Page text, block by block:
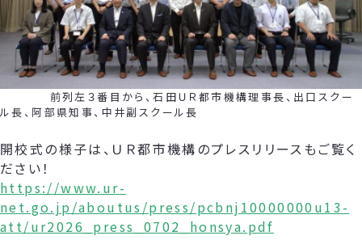
前列左３番目から、石田ＵＲ都市機構理事長、出口スクー
ル長、阿部県知事、中井副スクール長
開校式の様子は、ＵＲ都市機構のプレスリリースもご覧く
ださい！
https://www.ur-
net.go.jp/aboutus/press/pcbnj10000000u13-
att/ur2026_press_0702_honsya.pdf